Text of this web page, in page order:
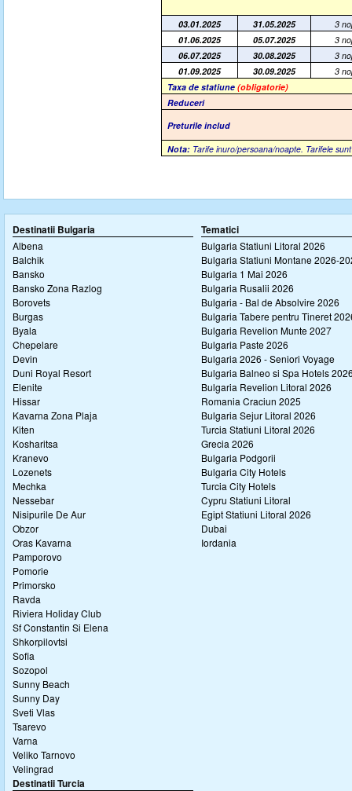
03.01.2025 31.05.2025
3
01.06.2025
05.07.2025
3
06.07.2025
30.08.2025
3
01.09.2025
30.09.2025
3
Taxa de statiune(obligatorie)
Reduceri
Preturile includ
Nota: Tarife inuro/persoana/noapte. Tarifele
Destinatii Bulgaria
Albena
Balchik
Bansko
Bansko Zona Razlog
Borovets
Burgas
Byala
Chepelare
Devin
Duni Royal Resort
Elenite
Hissar
Kavarna Zona Plaja
Kiten
Kosharitsa
Kranevo
Lozenets
Mechka
Nessebar
Nisipurile De Aur
Obzor
Oras Kavarna
Pamporovo
Pomorie
Primorsko
Ravda
Riviera Holiday Club
Sf Constantin Si Elena
Shkorpilovtsi
Sofia
Sozopol
Sunny Beach
Sunny Day
Sveti Vlas
Tsarevo
Varna
Veliko Tarnovo
Velingrad
Destinatii Turcia
Tematici
Bulgaria Statiuni Litoral 2026
Bulgaria Statiuni Montane 2026-
Bulgaria 1 Mai 2026
Bulgaria Rusalii 2026
Bulgaria - Bal de Absolvire 2026
Bulgaria Tabere pentru Tineret
Bulgaria Revelion Munte 2027
Bulgaria Paste 2026
Bulgaria 2026 - Seniori Voyage
Bulgaria Balneo si Spa Hotels
Bulgaria Revelion Litoral 2026
Romania Craciun 2025
Bulgaria Sejur Litoral 2026
Turcia Statiuni Litoral 2026
Grecia 2026
Bulgaria Podgorii
Bulgaria City Hotels
Turcia City Hotels
Cypru Statiuni Litoral
Egipt Statiuni Litoral 2026
Dubai
Iordania